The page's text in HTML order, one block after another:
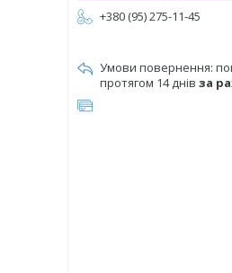
+380 (95) 275-11-45
протягом 14 днів за